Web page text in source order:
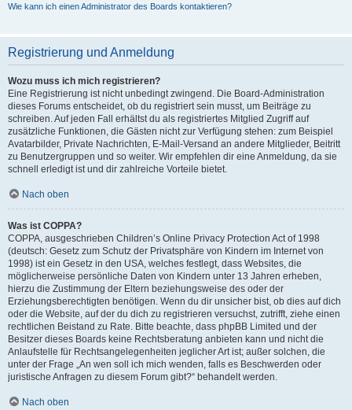
Wie kann ich einen Administrator des Boards kontaktieren?
Registrierung und Anmeldung
Wozu muss ich mich registrieren?
Eine Registrierung ist nicht unbedingt zwingend. Die Board-Administration
dieses Forums entscheidet, ob du registriert sein musst, um Beiträge zu
schreiben. Auf jeden Fall erhältst du als registriertes Mitglied Zugriff auf
zusätzliche Funktionen, die Gästen nicht zur Verfügung stehen: zum Beispiel
Avatarbilder, Private Nachrichten, E-Mail-Versand an andere Mitglieder, Beitritt
zu Benutzergruppen und so weiter. Wir empfehlen dir eine Anmeldung, da sie
schnell erledigt ist und dir zahlreiche Vorteile bietet.
Nach oben
Was ist COPPA?
COPPA, ausgeschrieben Children’s Online Privacy Protection Act of 1998
(deutsch: Gesetz zum Schutz der Privatsphäre von Kindern im Internet von
1998) ist ein Gesetz in den USA, welches festlegt, dass Websites, die
möglicherweise persönliche Daten von Kindern unter 13 Jahren erheben,
hierzu die Zustimmung der Eltern beziehungsweise des oder der
Erziehungsberechtigten benötigen. Wenn du dir unsicher bist, ob dies auf dich
oder die Website, auf der du dich zu registrieren versuchst, zutrifft, ziehe einen
rechtlichen Beistand zu Rate. Bitte beachte, dass phpBB Limited und der
Besitzer dieses Boards keine Rechtsberatung anbieten kann und nicht die
Anlaufstelle für Rechtsangelegenheiten jeglicher Art ist; außer solchen, die
unter der Frage „An wen soll ich mich wenden, falls es Beschwerden oder
juristische Anfragen zu diesem Forum gibt?“ behandelt werden.
Nach oben